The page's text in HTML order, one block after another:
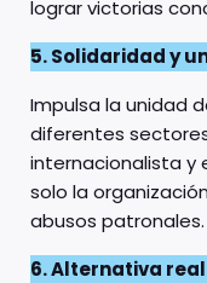
lograr victorias
5. Solidaridad y
Impulsa la unidad
diferentes
internacionalista y
solo la
abusos patronales.
6. Alternativa